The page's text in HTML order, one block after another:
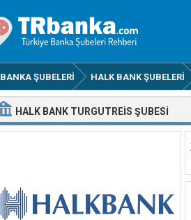
BANKA ŞUBELERI HALK BANK ŞUBELERI
HALK BANK TURGUTREIS ŞUBESI